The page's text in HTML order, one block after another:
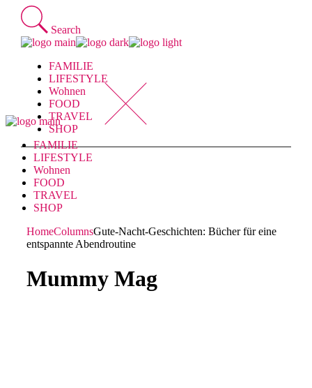
Skip
content
Search
FAMILIE
LIFESTYLE
Wohnen
FOOD
TRAVEL
SHOP
FAMILIE
LIFESTYLE
Wohnen
FOOD
TRAVEL
SHOP
HomeColumnsGute-Nacht-Geschichten: Bücher für eine
entspannte Abendroutine
Mummy Mag